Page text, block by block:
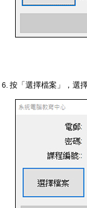
按「選擇檔案」，選